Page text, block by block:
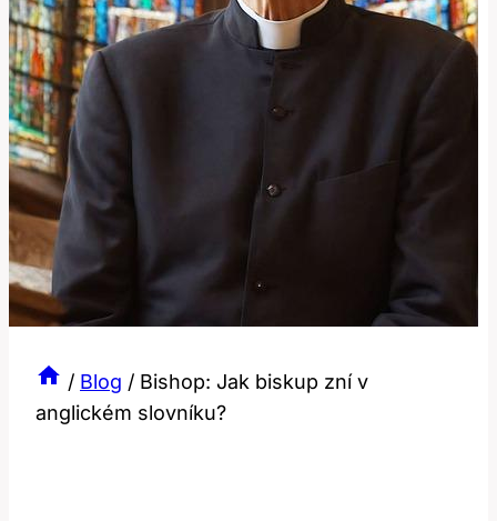
/ Blog / Bishop: Jak biskup zní v
anglickém slovníku?